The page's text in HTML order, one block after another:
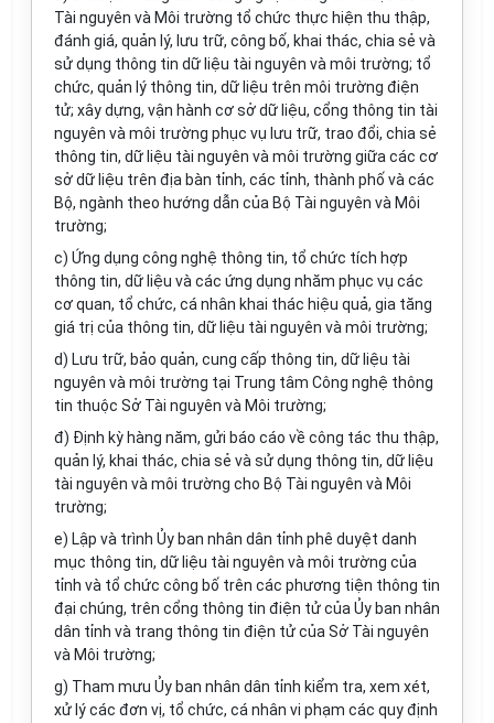
Tài nguyên và Môi trường tổ chức thực hiện thu thập,
đánh giá, quản lý, lưu trữ, công bố, khai thác, chia sẻ và
sử dụng thông tin dữ liệu tài nguyên và môi trường; tổ
chức, quản lý thông tin, dữ liệu trên môi trường điện
tử; xây dựng, vận hành cơ sở dữ liệu, cổng thông tin tài
nguyên và môi trường phục vụ lưu trữ, trao đổi, chia sẻ
thông tin, dữ liệu tài nguyên và môi trường giữa các cơ
sở dữ liệu trên địa bàn tỉnh, các tỉnh, thành phố và các
Bộ, ngành theo hướng dẫn của Bộ Tài nguyên và Môi
trường;
c) Ứng dụng công nghệ thông tin, tổ chức tích hợp
thông tin, dữ liệu và các ứng dụng nhăm phục vụ các
cơ quan, tổ chức, cá nhân khai thác hiệu quả, gia tăng
giá trị của thông tin, dữ liệu tài nguyên và môi trường;
d) Lưu trữ, bảo quản, cung cấp thông tin, dữ liệu tài
nguyên và môi trường tại Trung tâm Công nghệ thông
tin thuộc Sở Tài nguyên và Môi trường;
đ) Định kỳ hàng năm, gửi báo cáo về công tác thu thập,
quản lý, khai thác, chia sẻ và sử dụng thông tin, dữ liệu
tài nguyên và môi trường cho Bộ Tài nguyên và Môi
trường;
e) Lập và trình Ủy ban nhân dân tỉnh phê duyệt danh
mục thông tin, dữ liệu tài nguyên và môi trường của
tỉnh và tổ chức công bố trên các phương tiện thông tin
đại chúng, trên cổng thông tin điện tử của Ủy ban nhân
dân tỉnh và trang thông tin điện tử của Sở Tài nguyên
và Môi trường;
g) Tham mưu Ủy ban nhân dân tỉnh kiểm tra, xem xét,
xử lý các đơn vị, tổ chức, cá nhân vi phạm các quy định